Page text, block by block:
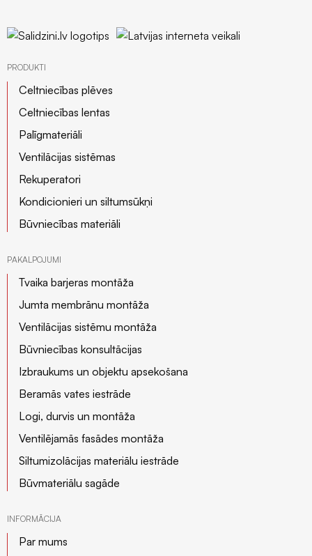
PRODUKTI
Celtniecības plēves
Celtniecības lentas
Palīgmateriāli
Ventilācijas sistēmas
Rekuperatori
Kondicionieri un siltumsūkņi
Būvniecības materiāli
PAKALPOJUMI
Tvaika barjeras montāža
Jumta membrānu montāža
Ventilācijas sistēmu montāža
Būvniecības konsultācijas
Izbraukums un objektu apsekošana
Beramās vates iestrāde
Logi, durvis un montāža
Ventilējamās fasādes montāža
Siltumizolācijas materiālu iestrāde
Būvmateriālu sagāde
INFORMĀCIJA
Par mums